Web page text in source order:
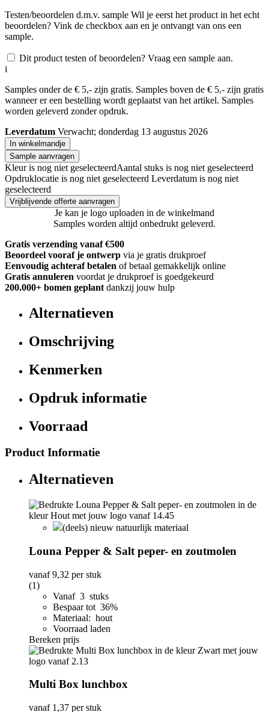
Testen/beoordelen d.m.v. sample Wil je eerst het product in het echt
beoordelen? Vink de checkbox aan en je ontvangt van ons een
sample.
Dit product testen of beoordelen? Vraag een sample aan.
i
Samples onder de € 5,- zijn gratis. Samples boven de € 5,- zijn gratis
wanneer er een bestelling wordt geplaatst van het artikel. Samples
worden geleverd zonder opdruk.
Leverdatum Verwacht; donderdag 13 augustus 2026
In winkelmandje
Sample aanvragen
Kleur is nog niet geselecteerdAantal stuks is nog niet geselecteerd
Opdruklocatie is nog niet geselecteerd Leverdatum is nog niet
geselecteerd
Vrijblijvende offerte aanvragen
Je kan je logo uploaden in de winkelmand
Samples worden altijd onbedrukt geleverd.
Gratis verzending vanaf €500
Beoordeel vooraf je ontwerp via je gratis drukproef
Eenvoudig achteraf betalen of betaal gemakkelijk online
Gratis annuleren voordat je drukproef is goedgekeurd
200.000+ bomen geplant dankzij jouw hulp
Alternatieven
Omschrijving
Kenmerken
Opdruk informatie
Voorraad
Product Informatie
Alternatieven
(deels) nieuw natuurlijk materiaal
Louna Pepper & Salt peper- en zoutmolen
vanaf9,32 per stuk
(1)
Vanaf 3 stuks
Bespaar tot 36%
Materiaal: hout
Voorraad laden
Bereken prijs
Multi Box lunchbox
vanaf 1,37 per stuk